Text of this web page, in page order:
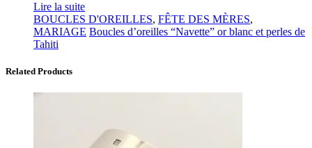
Lire la suite
BOUCLES D'OREILLES, FÊTE DES MÈRES,
MARIAGE Boucles d’oreilles “Navette” or blanc et perles de
Tahiti
Related Products